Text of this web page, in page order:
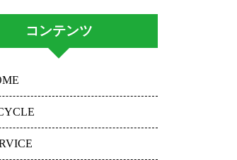
コンテンツ